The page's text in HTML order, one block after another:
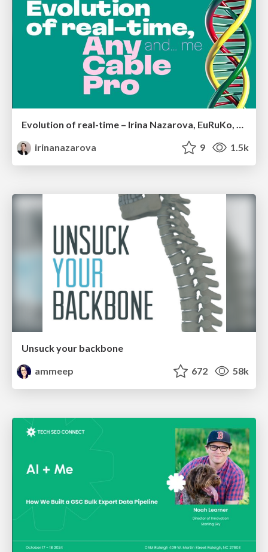
Evolution of real-time – Irina Nazarova, EuRuKo, 2024
irinanazarova
9 1.5k
Unsuck your backbone
ammeep
672 58k